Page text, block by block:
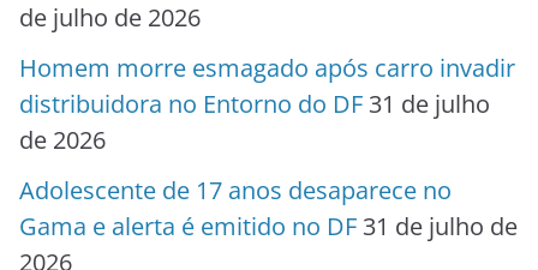
de julho de 2026
Homem morre esmagado após carro invadir
distribuidora no Entorno do DF 31 de julho
de 2026
Adolescente de 17 anos desaparece no
Gama e alerta é emitido no DF 31 de julho de
2026